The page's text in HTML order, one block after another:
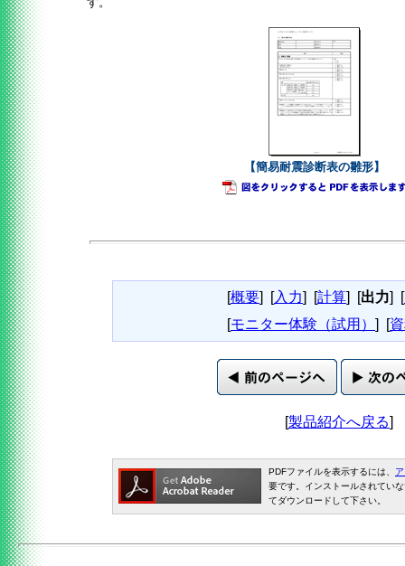
【簡易耐震診断表の雛形】
[概要] [入力] [計算] [出力] [
[モニター体験（試用） ] [
[製品紹介へ戻る]
PDFファイルを表示するには、
要です。インストールされてい
てダウンロードして下さい。